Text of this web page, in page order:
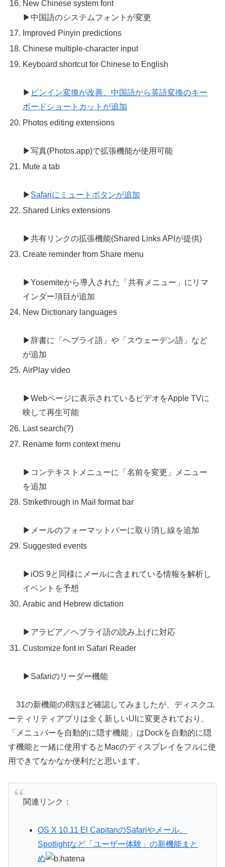
New Chinese system font
▶中国語のシステムフォントが変更
Improved Pinyin predictions
Chinese multiple-character input
Keyboard shortcut for Chinese to English
▶ ピンイン変換が改善、中国語から英語変換のキー
ボードショートカットが追加
Photos editing extensions
▶写真(Photos.app)で拡張機能が使用可能
Mute a tab
▶ Safariにミュートボタンが追加
Shared Links extensions
▶共有リンクの拡張機能(Shared Links APIが提供)
Create reminder from Share menu
▶Yosemiteから導入された「共有メニュー」にリマ
インダー項目が追加
New Dictionary languages
▶辞書に「ヘブライ語」や「スウェーデン語」など
が追加
AirPlay video
▶Webページに表示されているビデオをApple TVに
映して再生可能
Last search(?)
Rename form context menu
▶コンテキストメニューに「名前を変更」メニュー
を追加
Strikethrough in Mail format bar
▶メールのフォーマットバーに取り消し線を追加
Suggested events
▶iOS 9と同様にメールに含まれている情報を解析し
イベントを予想
Arabic and Hebrew dictation
▶アラビア／ヘブライ語の読み上げに対応
Customize font in Safari Reader
▶Safariのリーダー機能
31の新機能の8割ほど確認してみましたが、ディスクユ
ーティリティアプリは全く新しいUIに変更されており、
「メニュバーを自動的に隠す機能」はDockを自動的に隠
す機能と一緒に使用するとMacのディスプレイをフルに使
用できてなかなか便利だと思います。
関連リンク：
OS X 10.11 El CapitanのSafariやメール、
Spotlightなど「ユーザー体験」の新機能まと
め